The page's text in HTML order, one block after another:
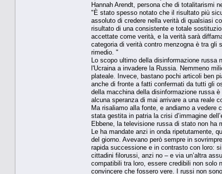
Hannah Arendt, persona che di totalitarismi
"È stato spesso notato che il risultato più
assoluto di credere nella verità di qualsiasi
risultato di una consistente e totale
accettate come verità, e la verità sarà
categoria di verità contro menzogna è tra gli
rimedio. "
Lo scopo ultimo della disinformazione
l'Ucraina a invadere la Russia. Nemmeno
plateale. Invece, bastano pochi articoli ben
anche di fronte a fatti confermati da tutti gli
della macchina della disinformazione russa
alcuna speranza di mai arrivare a una reale
Ma risaliamo alla fonte, e andiamo a vedere
stata gestita in patria la crisi d’immagine
Ebbene, la televisione russa di stato non ha
Le ha mandate anzi in onda ripetutamente,
del giorno. Avevano però sempre in
rapida successione e in contrasto con loro:
cittadini filorussi, anzi no – e via un’altra
compatibili tra loro, essere credibili non solo
convincere che fossero vere. I russi non